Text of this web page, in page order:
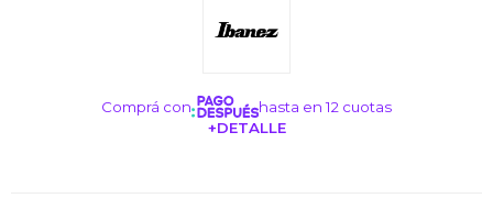
Comprá con
hasta en 12 cuotas
+DETALLE